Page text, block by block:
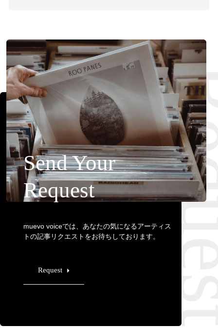
Send Your
Request
muevo voiceでは、あなたの気になるアーティス
トの記事リクエストをお待ちしております。
Request